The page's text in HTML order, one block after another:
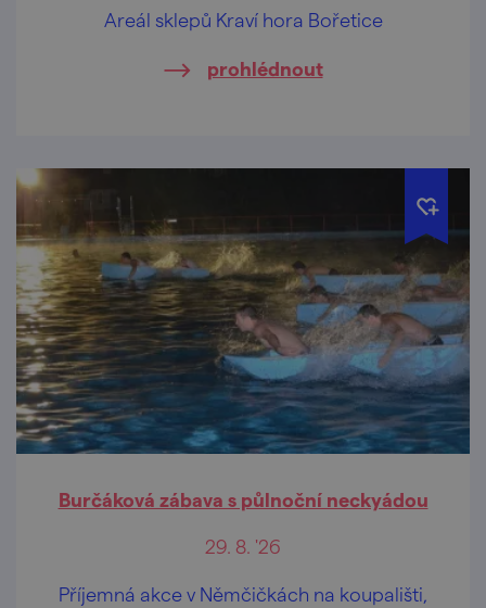
Areál sklepů Kraví hora Bořetice
prohlédnout
Burčáková zábava s půlnoční neckyádou
29. 8. '26
Příjemná akce v Němčičkách na koupališti,